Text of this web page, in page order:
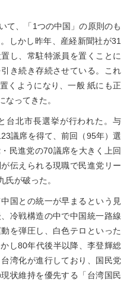
て、「1つの中国」の原則のも
しかし昨年、産経新聞社が31
し、常駐特派員を置くことに
き続き存続させている。これ
くようになり、一般 紙にも正
ってきた。
台北市長選挙が行われた。与
議席を得て、前回（95年）選
民進党の70議席を大きく上回
伝えられる現職で民進党リー
氏が破った。
国との統一が早まるという見
冷戦構造の中で中国統一路線
を弾圧し、白色テロといった
し80年代後半以降、李登輝総
湾化が進行しており、国民党
状維持を優先する「台湾国民